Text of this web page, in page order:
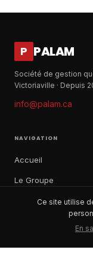
P PALAM
Société de gestion
Victoriaville · Depuis
info@palam.ca
NAVIGATION
Accueil
Le Groupe
Notre histoire
Ce site utilise
En